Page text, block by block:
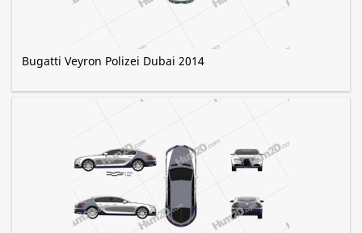
Bugatti Veyron Polizei Dubai 2014